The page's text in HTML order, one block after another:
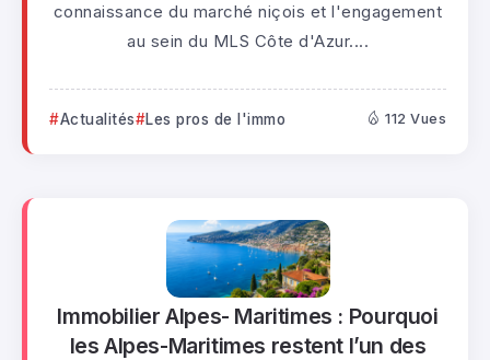
connaissance du marché niçois et l'engagement
au sein du MLS Côte d'Azur....
Actualités Les pros de l'immo 112 Vues
Immobilier Alpes- Maritimes : Pourquoi
les Alpes-Maritimes restent l’un des